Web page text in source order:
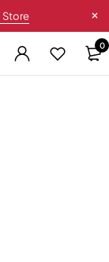
Store
0